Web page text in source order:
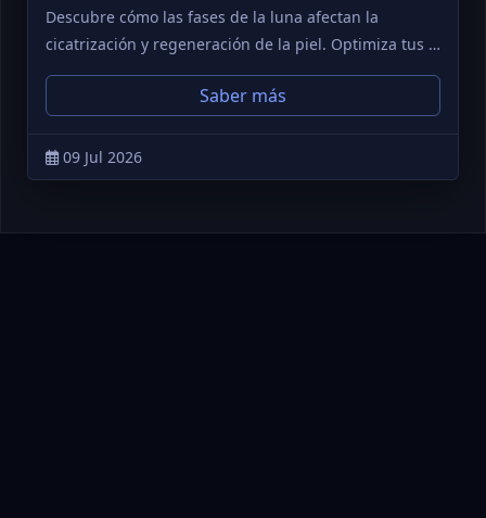
Descubre cómo las fases de la luna afectan la
cicatrización y regeneración de la piel. Optimiza tus …
Saber más
09 Jul 2026